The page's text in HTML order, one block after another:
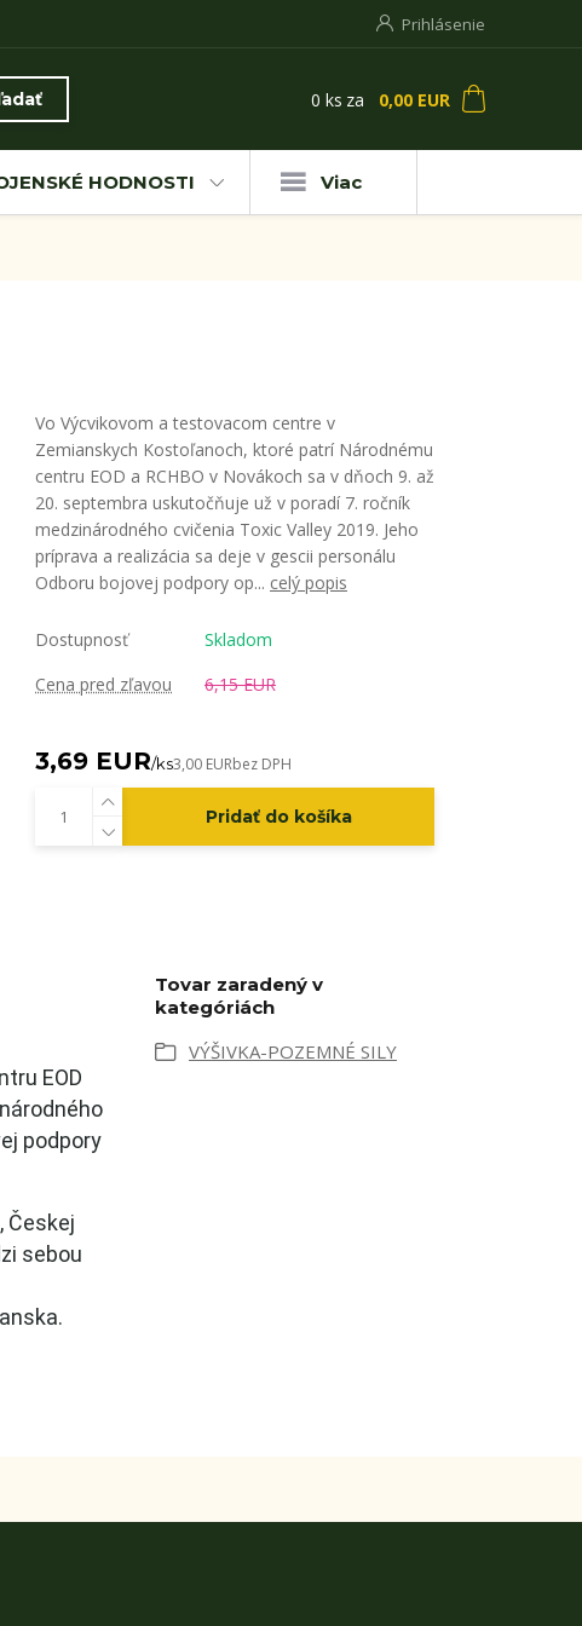
Prihlásenie
0 ks za 0,00 EUR
HODNOSTI Viac
Vo Výcvikovom a testovacom centre v
Zemianskych Kostoľanoch, ktoré patrí Národnému
centru EOD a RCHBO v Novákoch sa v dňoch 9. až
20. septembra uskutočňuje už v poradí 7. ročník
medzinárodného cvičenia Toxic Valley 2019. Jeho
príprava a realizácia sa deje v gescii personálu
Odboru bojovej podpory op... celý popis
Dostupnosť
Skladom
Cena pred zľavou
6,15 EUR
3,69 EUR/ks3,00 EURbez DPH
Pridať do košíka
EOD
podpory
Českej
sebou
Tovar zaradený v
kategóriách
VÝŠIVKA-POZEMNÉ SILY